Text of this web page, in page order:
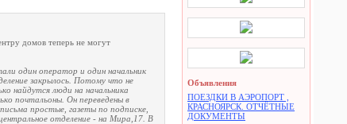
домов теперь не могут
один оператор и один начальник
закрылось. Потому что не
найдутся люди на начальника
почтальоны. Он переведены в
простые, газеты по подписке,
отделение - на Мира,17. В
Объявления
ПОЕЗДКИ В АЭРОПОРТ ,
КРАСНОЯРСК. ОТЧЁТНЫЕ
ДОКУМЕНТЫ